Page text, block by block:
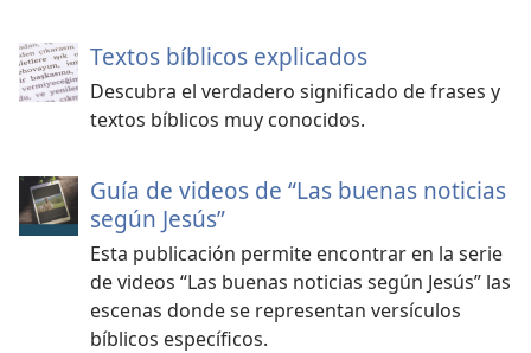
Textos bíblicos explicados
Descubra el verdadero significado de frases y
textos bíblicos muy conocidos.
Guía de videos de “Las buenas noticias
según Jesús”
Esta publicación permite encontrar en la serie
de videos “Las buenas noticias según Jesús” las
escenas donde se representan versículos
bíblicos específicos.